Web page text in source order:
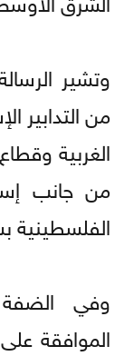
وتشير
من التدابير
الغربية
من جانب
الفلسطينية
وفي الضفة